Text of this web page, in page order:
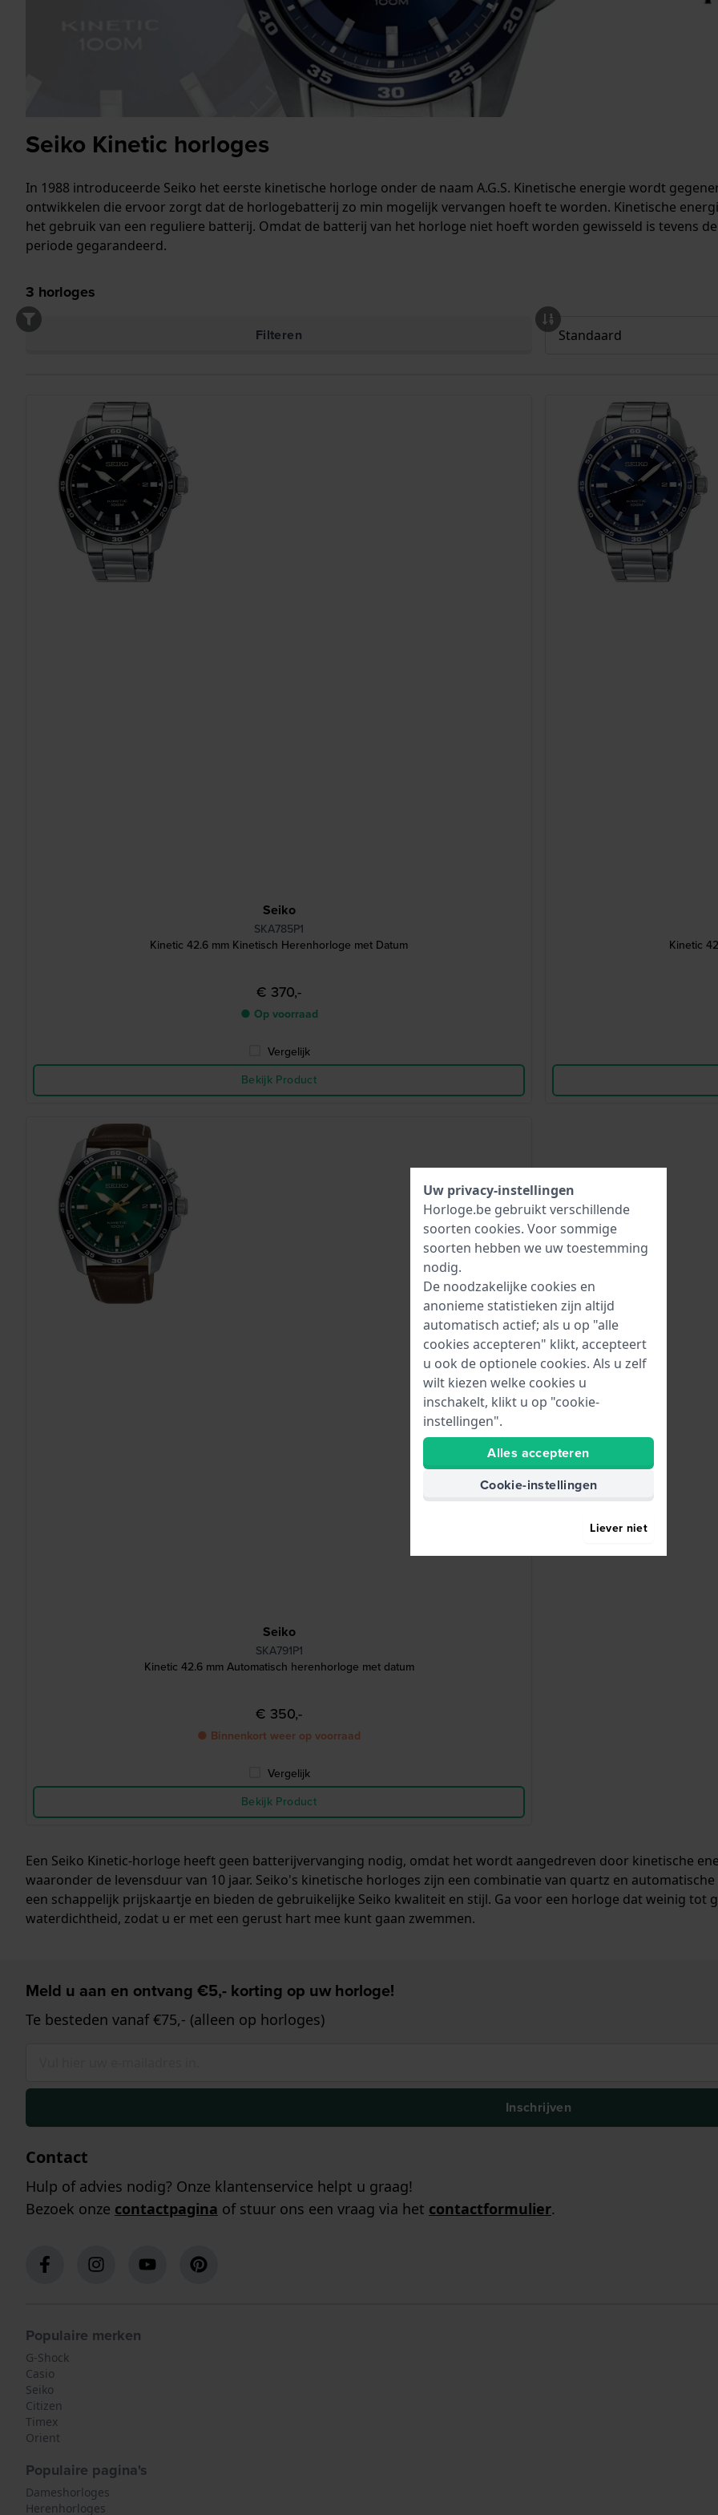
Seiko Kinetic horloges
In 1988 introduceerde Seiko het eerste kinetische horloge onder de naam A.G.S. Kinetische energie wordt
ontwikkelen die ervoor zorgt dat de horlogebatterij zo min mogelijk vervangen hoeft te worden. Kinetische
het gebruik van een reguliere batterij. Omdat de batterij van het horloge niet hoeft worden gewisseld is tevens
periode gegarandeerd.
3 horloges
Filteren
Seiko
SKA785P1
Kinetic 42.6 mm Kinetisch Herenhorloge met Datum
€ 370,-
● Op voorraad
Vergelijk
Bekijk Product
Kinetic
Seiko
SKA791P1
Kinetic 42.6 mm Automatisch herenhorloge met datum
€ 350,-
● Binnenkort weer op voorraad
Vergelijk
Bekijk Product
Een Seiko Kinetic-horloge heeft geen batterijvervanging nodig, omdat het wordt aangedreven door kinetische
waaronder de levensduur van 10 jaar. Seiko's kinetische horloges zijn een combinatie van quartz en
een schappelijk prijskaartje en bieden de gebruikelijke Seiko kwaliteit en stijl. Ga voor een horloge dat weinig
waterdichtheid, zodat u er met een gerust hart mee kunt gaan zwemmen.
Meld u aan en ontvang €5,- korting op uw horloge!
Te besteden vanaf €75,- (alleen op horloges)
Inschrijven
Contact
Hulp of advies nodig? Onze klantenservice helpt u graag!
Bezoek onze contactpagina of stuur ons een vraag via het contactformulier.
Populaire merken
G-Shock
Casio
Seiko
Citizen
Timex
Orient
Populaire pagina's
Dameshorloges
Herenhorloges
Uw privacy-instellingen
Horloge.be gebruikt verschillende
soorten cookies. Voor sommige
soorten hebben we uw toestemming
nodig.
De noodzakelijke cookies en
anonieme statistieken zijn altijd
automatisch actief; als u op "alle
cookies accepteren" klikt, accepteert
u ook de optionele cookies. Als u zelf
wilt kiezen welke cookies u
inschakelt, klikt u op "cookie-
instellingen".
Alles accepteren
Cookie-instellingen
Liever niet